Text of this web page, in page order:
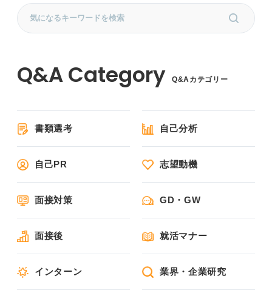
Q&Aカテゴリー
書類選考 自己分析
自己PR 志望動機
面接対策 GD・GW
面接後 就活マナー
インターン 業界・企業研究